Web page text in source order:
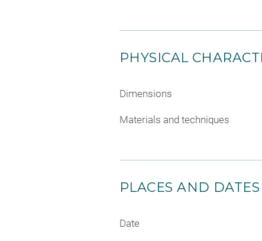
PHYSICAL
Dimensions
Materials and techniques
PLACES AND DATES
Date